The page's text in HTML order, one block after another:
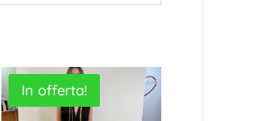
In offerta!